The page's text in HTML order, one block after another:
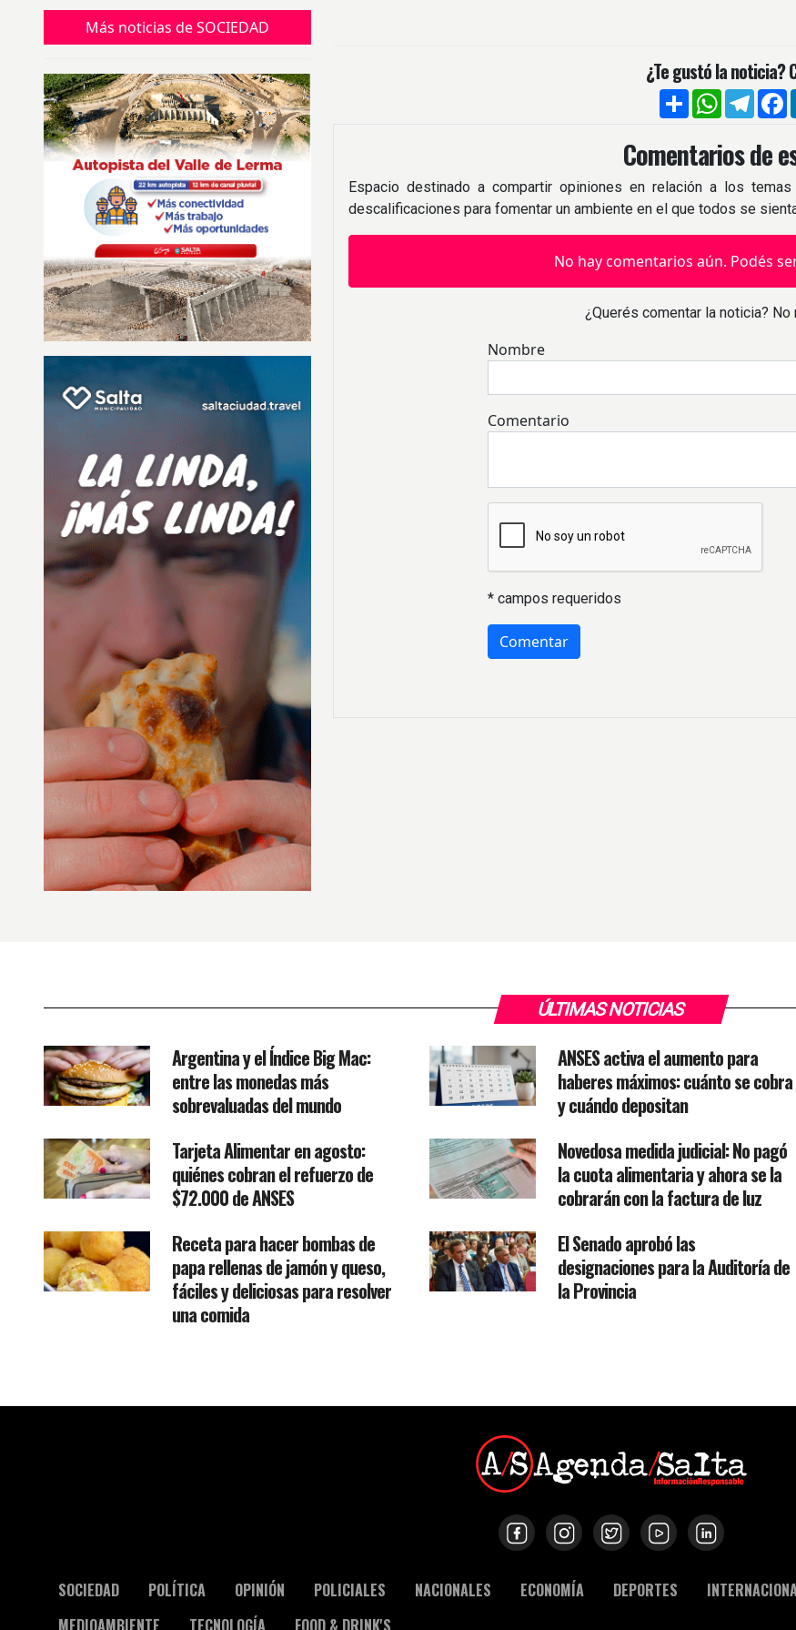
Más noticias de SOCIEDAD
¿Te gustó la noticia?
CompartirWhatsApp
Comentarios de
Espacio destinado a compartir opiniones en relación a los
descalificaciones para fomentar un ambiente en el que todos se
No hay comentarios aún. Podés
¿Querés comentar la noticia?
Nombre
Comentario
* campos requeridos
ÚLTIMAS NOTICIAS
Argentina y el Índice Big Mac:
entre las monedas más
sobrevaluadas del mundo
ANSES activa el aumento para
haberes máximos: cuánto se cobra
y cuándo depositan
Tarjeta Alimentar en agosto:
quiénes cobran el refuerzo de
$72.000 de ANSES
Novedosa medida judicial: No pagó
la cuota alimentaria y ahora se la
cobrarán con la factura de luz
Receta para hacer bombas de
papa rellenas de jamón y queso,
fáciles y deliciosas para resolver
una comida
El Senado aprobó las
designaciones para la Auditoría de
la Provincia
SOCIEDAD POLÍTICA OPINIÓN POLICIALES NACIONALES ECONOMÍA DEPORTES
MEDIOAMBIENTE
TECNOLOGÍA FOOD & DRINK'S